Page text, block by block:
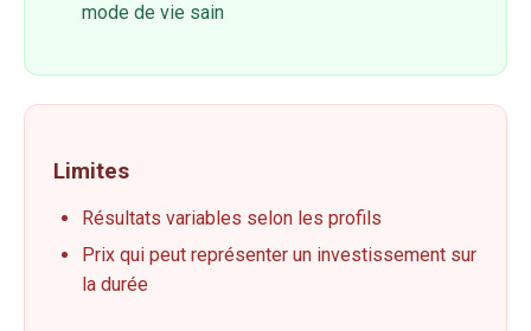
mode de vie sain
Limites
Résultats variables selon les profils
Prix qui peut représenter un investissement sur
la durée